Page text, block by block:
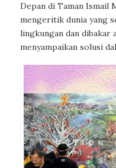
Depan di Taman Ismail
mengeritik dunia yang
lingkungan dan dibakar
menyampaikan solusi